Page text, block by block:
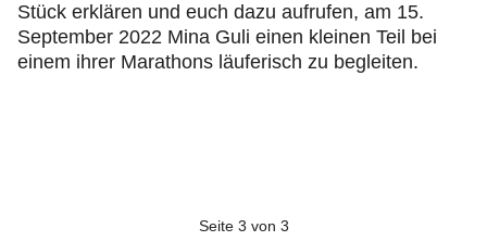
Stück erklären und euch dazu aufrufen, am 15.
September 2022 Mina Guli einen kleinen Teil bei
einem ihrer Marathons läuferisch zu begleiten.
Seite 3 von 3